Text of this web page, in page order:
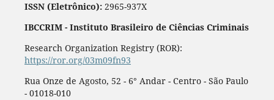
ISSN (Eletrônico):2965-937X
IBCCRIM - Instituto Brasileiro de Ciências Criminais
Research Organization Registry (ROR):
https://ror.org/03m09fn93
Rua Onze de Agosto, 52 - 6° Andar - Centro - São Paulo
- 01018-010